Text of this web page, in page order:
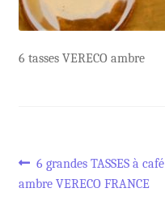
6 tasses VERECO ambre
Navigation
Article
précédent :
6 grandes TASSES à café
ambre VERECO FRANCE